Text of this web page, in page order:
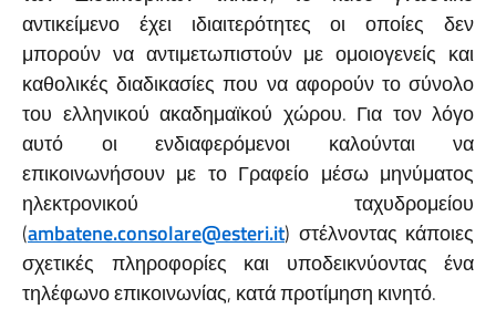
αντικείμενο έχει ιδιαιτερότητες οι οποίες δεν
μπορούν να αντιμετωπιστούν με ομοιογενείς και
καθολικές διαδικασίες που να αφορούν το σύνολο
του ελληνικού ακαδημαϊκού χώρου. Για τον λόγο
αυτό οι ενδιαφερόμενοι καλούνται να
επικοινωνήσουν με το Γραφείο μέσω μηνύματος
ηλεκτρονικού ταχυδρομείου
(ambatene.consolare@esteri.it) στέλνοντας κάποιες
σχετικές πληροφορίες και υποδεικνύοντας ένα
τηλέφωνο επικοινωνίας, κατά προτίμηση κινητό.